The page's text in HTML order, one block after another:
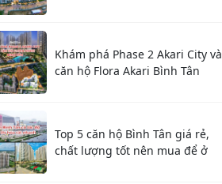
Khám phá Phase 2 Akari City và
căn hộ Flora Akari Bình Tân
Top 5 căn hộ Bình Tân giá rẻ,
chất lượng tốt nên mua để ở